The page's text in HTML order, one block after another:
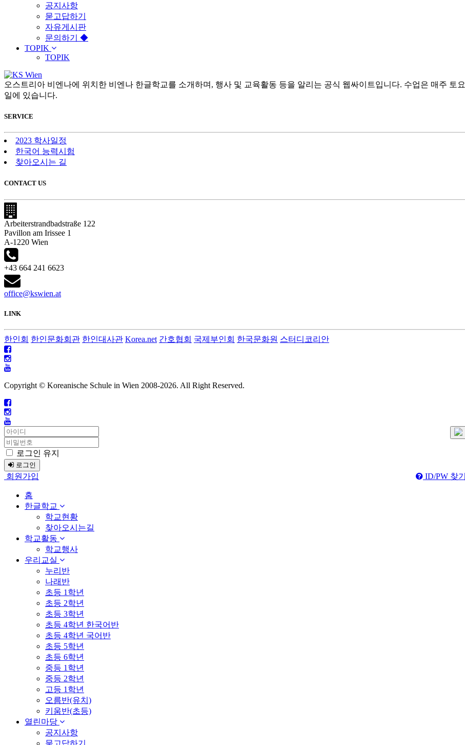
공지사항
묻고답하기
자유게시판
문의하기 ◆
TOPIK
TOPIK
오스트리아 비엔나에 위치한 비엔나 한글학교를 소개하며, 행사 및 교육활동 등을 알리는 공식 웹싸이트입니다. 수업은 매주 토요
일에 있습니다.
SERVICE
2023 학사일정
한국어 능력시험
찾아오시는 길
CONTACT US
Arbeiterstrandbadstraße 122
Pavillon am Irissee 1
A-1220 Wien
+43 664 241 6623
office@kswien.at
LINK
한인회 한인문화회관 한인대사관 Korea.net 간호협회 국제부인회 한국문화원 스터디코리안
Copyright © Koreanische Schule in Wien 2008-2026. All Right Reserved.
로그인 유지
로그인
회원가입 ID/PW 찾기
홈
한글학교
학교현황
찾아오시는길
학교활동
학교행사
우리교실
누리반
나래반
초등 1학년
초등 2학년
초등 3학년
초등 4학년 한국어반
초등 4학년 국어반
초등 5학년
초등 6학년
중등 1학년
중등 2학년
고등 1학년
오름반(유치)
키움반(초등)
열린마당
공지사항
묻고답하기